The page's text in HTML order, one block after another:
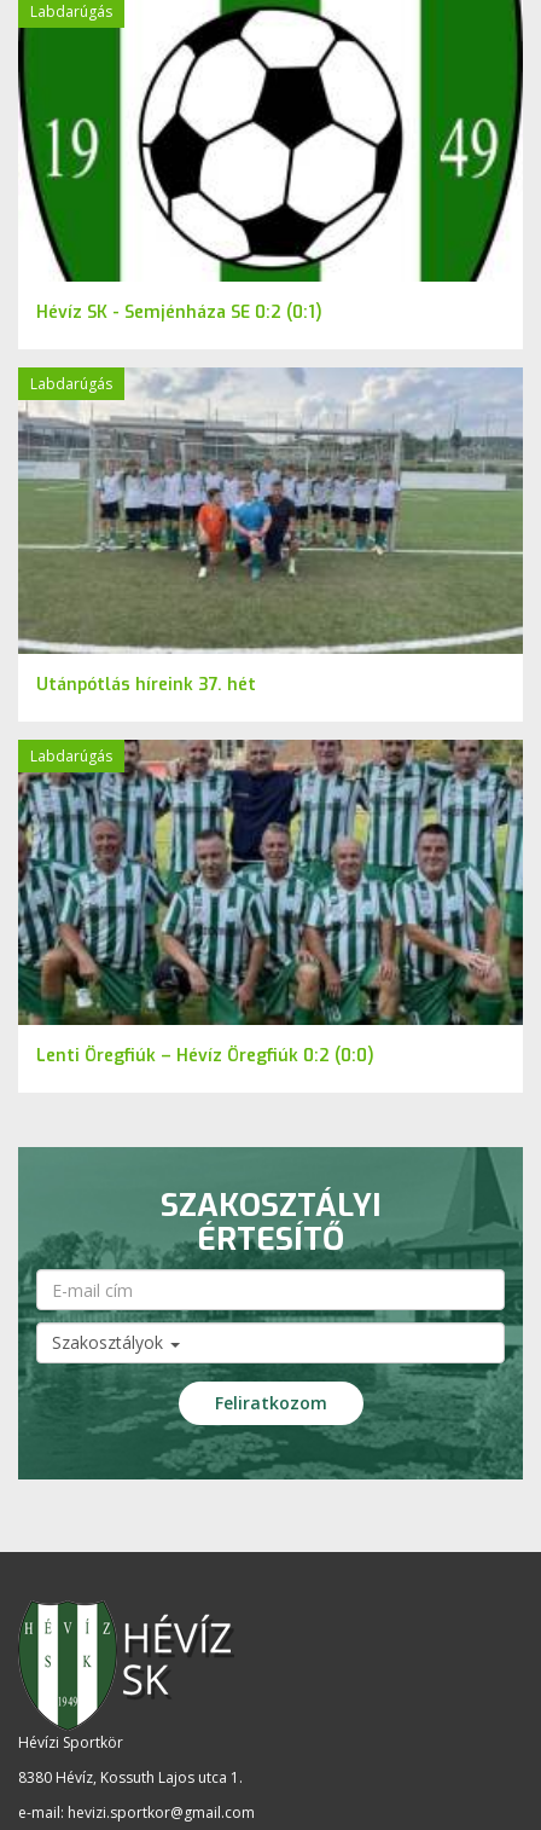
Labdarúgás
Hévíz SK - Semjénháza SE 0:2 (0:1)
Labdarúgás
Utánpótlás híreink 37. hét
Labdarúgás
Lenti Öregfiúk – Hévíz Öregfiúk 0:2 (0:0)
SZAKOSZTÁLYI
ÉRTESÍTŐ
Szakosztályok
Hévízi Sportkör
8380 Hévíz, Kossuth Lajos utca 1 .
e-mail: hevizi.sportkor@gmail.com